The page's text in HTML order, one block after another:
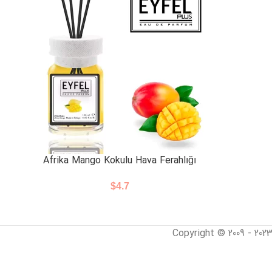
Afrika Mango Kokulu Hava Ferahlığı
$4.7
Copyright © 2009 - 2023